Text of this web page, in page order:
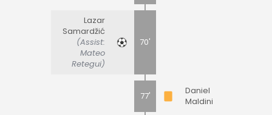
Lazar
Samardžić
(Assist:
Mateo
Retegui)
70'
77'
Daniel
Maldini